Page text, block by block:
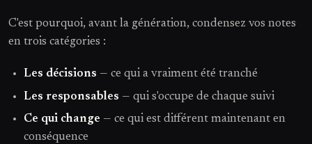
C'est pourquoi, avant la génération, condensez vos notes
en trois catégories :
Les décisions — ce qui a vraiment été tranché
Les responsables — qui s'occupe de chaque suivi
Ce qui change — ce qui est différent maintenant en
conséquence